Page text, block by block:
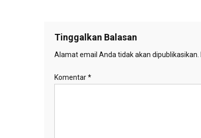
Tinggalkan Balasan
Alamat email Anda tidak akan dipublikasikan.
Komentar*